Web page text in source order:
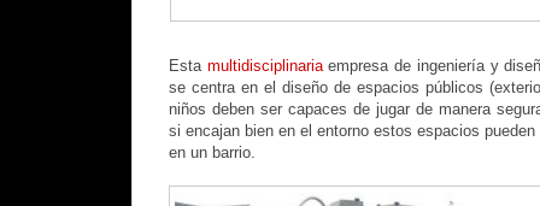
Esta multidisciplinariaempresa de ingeniería y
se centra en el diseño de espacios públicos
niños deben ser capaces de jugar de manera
si encajan bien en el entorno estos espacios
en un barrio.